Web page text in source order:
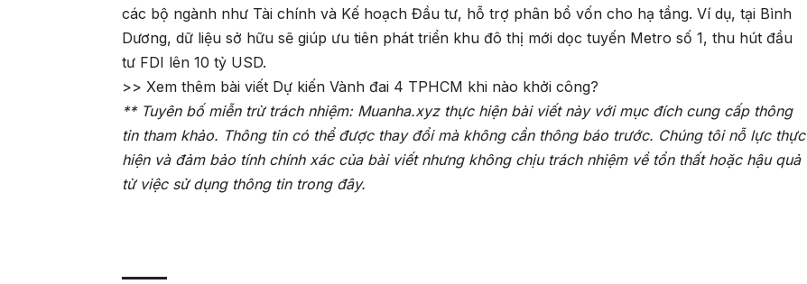
các bộ ngành như Tài chính và Kế hoạch Đầu tư, hỗ trợ phân bổ vốn cho hạ tầng. Ví dụ, tại Bình
Dương, dữ liệu sở hữu sẽ giúp ưu tiên phát triển khu đô thị mới dọc tuyến Metro số 1, thu hút đầu
tư FDI lên 10 tỷ USD.
>> Xem thêm bài viết Dự kiến Vành đai 4 TPHCM khi nào khởi công?
** Tuyên bố miễn trừ trách nhiệm: Muanha.xyz thực hiện bài viết này với mục đích cung cấp thông
tin tham khảo. Thông tin có thể được thay đổi mà không cần thông báo trước. Chúng tôi nỗ lực thực
hiện và đảm bảo tính chính xác của bài viết nhưng không chịu trách nhiệm về tổn thất hoặc hậu quả
từ việc sử dụng thông tin trong đây.